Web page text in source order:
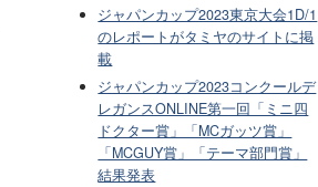
ジャパンカップ2023東京大会1D/1
のレポートがタミヤのサイトに掲
載
ジャパンカップ2023コンクールデ
レガンスONLINE第一回「ミニ四
ドクター賞」「MCガッツ賞」
「MCGUY賞」「テーマ部門賞」
結果発表